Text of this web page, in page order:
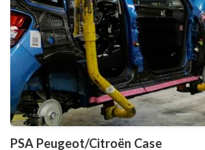
PSA Peugeot/Citroën Case